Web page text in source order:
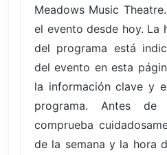
Meadows Music
el evento desde hoy. La
del programa está
del evento en esta
la información clave y
programa. Antes de
comprueba
de la semana y la hora